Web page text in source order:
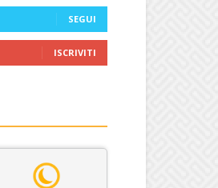
SEGUI
ISCRIVITI